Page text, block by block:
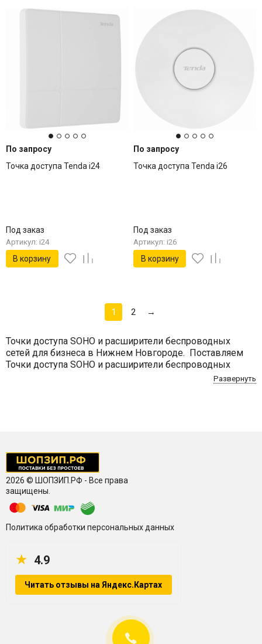
По запросу
Точка доступа Tenda i24
Под заказ
Артикул: i24
В корзину
По запросу
Точка доступа Tenda i26
Под заказ
Артикул: i26
В корзину
1 2 →
Точки доступа SOHO и расширители беспроводных
сетей для бизнеса в Нижнем Новгороде. Поставляем
Точки доступа SOHO и расширители беспроводных
Развернуть
2026 © ШОПЗИП.РФ - Все права
защищены.
Политика обработки персональных данных
★ 4.9
Читать отзывы на Яндекс.Картах